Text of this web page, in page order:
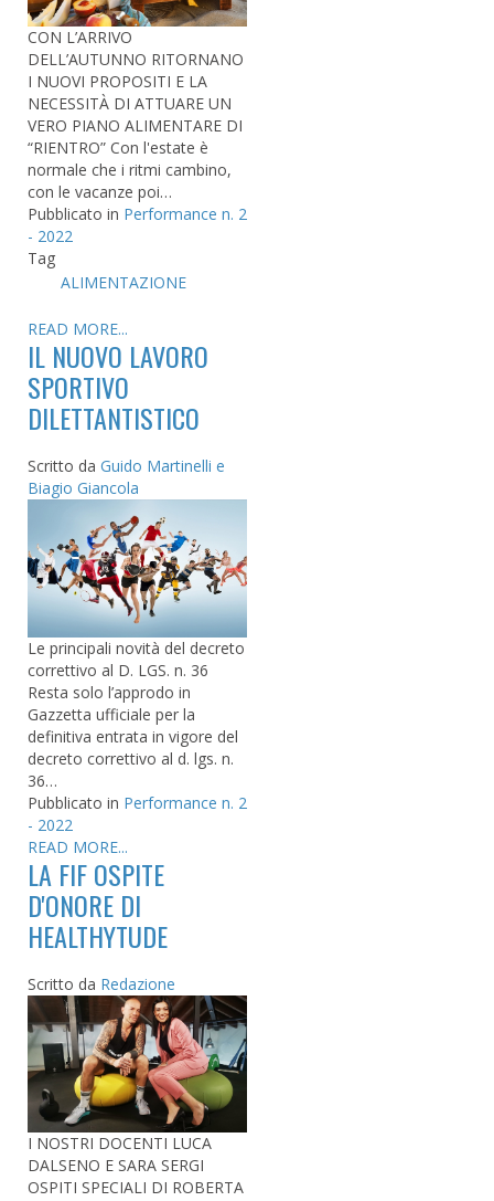
CON L’ARRIVO
DELL’AUTUNNO RITORNANO
I NUOVI PROPOSITI E LA
NECESSITÀ DI ATTUARE UN
VERO PIANO ALIMENTARE DI
“RIENTRO” Con l'estate è
normale che i ritmi cambino,
con le vacanze poi…
Pubblicato in Performance n. 2
- 2022
Tag
ALIMENTAZIONE
READ MORE...
IL NUOVO LAVORO
SPORTIVO
DILETTANTISTICO
Scritto da Guido Martinelli e
Biagio Giancola
Le principali novità del decreto
correttivo al D. LGS. n. 36
Resta solo l’approdo in
Gazzetta ufficiale per la
definitiva entrata in vigore del
decreto correttivo al d. lgs. n.
36…
Pubblicato in Performance n. 2
- 2022
READ MORE...
LA FIF OSPITE
D'ONORE DI
HEALTHYTUDE
Scritto da Redazione
I NOSTRI DOCENTI LUCA
DALSENO E SARA SERGI
OSPITI SPECIALI DI ROBERTA